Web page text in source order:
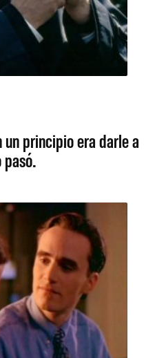
un principio era darle a